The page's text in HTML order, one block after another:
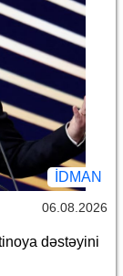
İDMAN
06.08.2026
dəstəyini